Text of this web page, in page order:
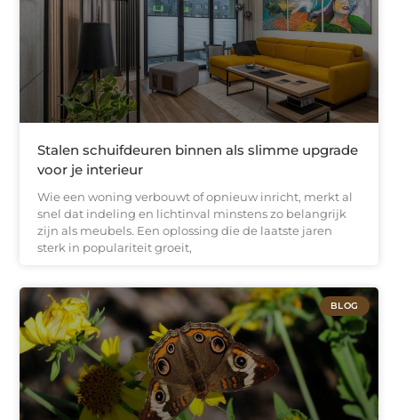
Stalen schuifdeuren binnen als slimme upgrade
voor je interieur
Wie een woning verbouwt of opnieuw inricht, merkt al
snel dat indeling en lichtinval minstens zo belangrijk
zijn als meubels. Een oplossing die de laatste jaren
sterk in populariteit groeit,
BLOG